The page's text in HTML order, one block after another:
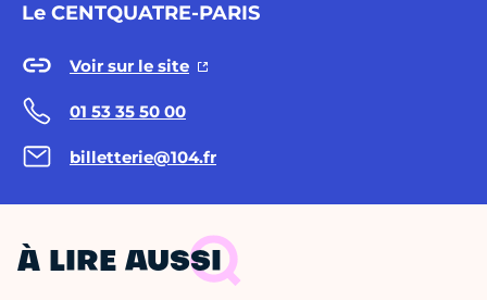
Le CENTQUATRE-PARIS
Voir sur le site
01 53 35 50 00
billetterie@104.fr
À LIRE AUSSI